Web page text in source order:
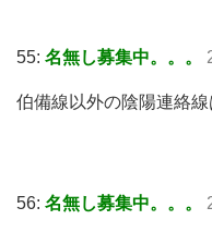
55: 名無し募集中。。。
伯備線以外の陰陽連絡
56: 名無し募集中。。。